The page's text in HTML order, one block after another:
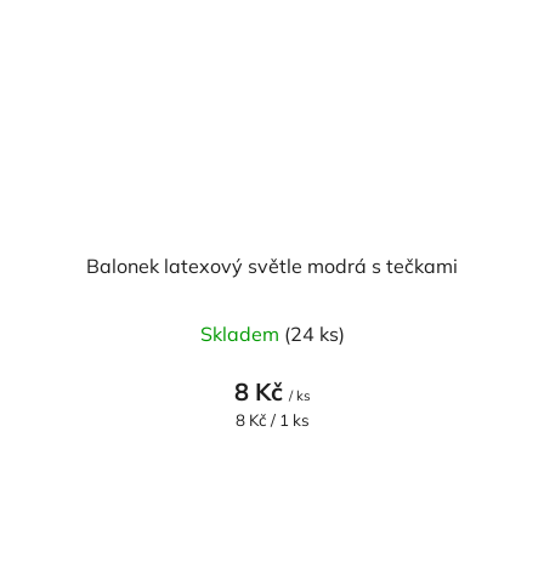
Balonek latexový světle modrá s tečkami
Skladem (24 ks)
8 Kč / ks
Měrná
8 Kč / 1 ks